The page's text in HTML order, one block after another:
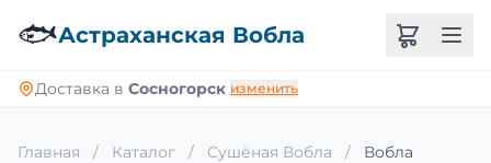
🐟Астраханская Вобла
Доставка в Сосногорск изменить
Главная / Каталог / Сушёная Вобла /
Вобла